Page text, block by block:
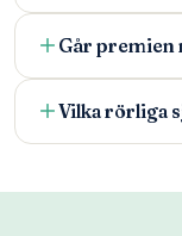
Går premien
Vilka rörliga